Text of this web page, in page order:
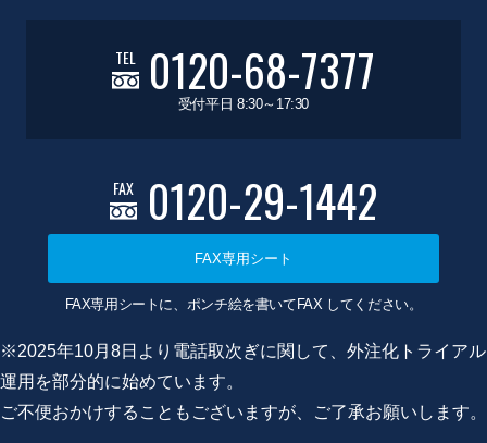
TEL 0120-68-7377
受付平日 8:30～17:30
FAX 0120-29-1442
FAX専用シート
FAX専用シートに、ポンチ絵を書いてFAX してください。
※2025年10月8日より電話取次ぎに関して、外注化トライアル
運用を部分的に始めています。
ご不便おかけすることもございますが、ご了承お願いします。